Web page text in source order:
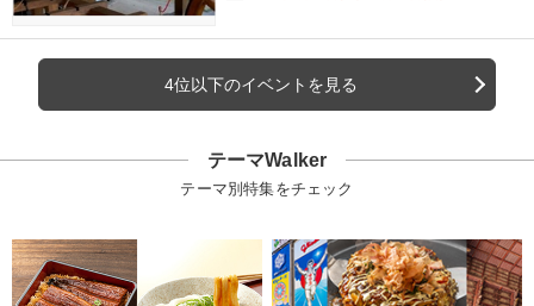
4位以下のイベントを見る
テーマWalker
テーマ別特集をチェック